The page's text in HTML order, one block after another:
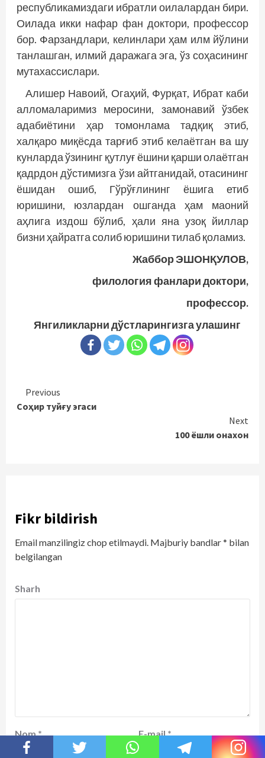
республикамиздаги ибратли оилалардан бири.
Оилада икки нафар фан доктори, профессор
бор. Фарзандлари, келинлари ҳам илм йўлини
танлашган, илмий даражага эга, ўз соҳасининг
мутахассислари.
Алишер Навоий, Огаҳий, Фурқат, Ибрат каби
алломаларимиз меросини, замонавий ўзбек
адабиётини ҳар томонлама тадқиқ этиб,
халқаро миқёсда тарғиб этиб келаётган ва шу
кунларда ўзининг қутлуғ ёшини қарши олаётган
қадрдон дўстимизга ўзи айтганидай, отасининг
ёшидан ошиб, Гўрўғлининг ёшига етиб
юришини, юзлардан ошганда ҳам маоний
аҳлига издош бўлиб, ҳали яна узоқ йиллар
бизни ҳайратга солиб юришини тилаб қоламиз.
Жаббор ЭШОНҚУЛОВ,
филология фанлари доктори,
профессор.
Янгиликларни дўстларингизга улашинг
Continue
Reading
Previous
Соҳир туйғу эгаси
Next
100 ёшли онахон
Fikr bildirish
Email manzilingiz chop etilmaydi. Majburiy bandlar* bilan
belgilangan
Sharh
Nom* E-mail*